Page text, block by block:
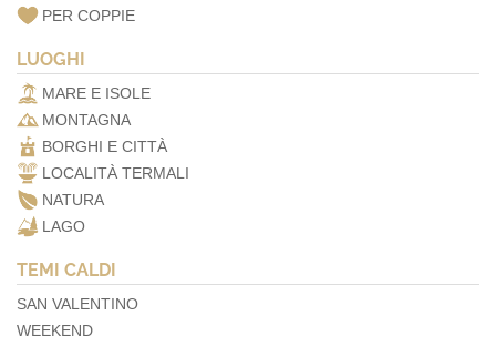
PER COPPIE
LUOGHI
MARE E ISOLE
MONTAGNA
BORGHI E CITTÀ
LOCALITÀ TERMALI
NATURA
LAGO
TEMI CALDI
SAN VALENTINO
WEEKEND